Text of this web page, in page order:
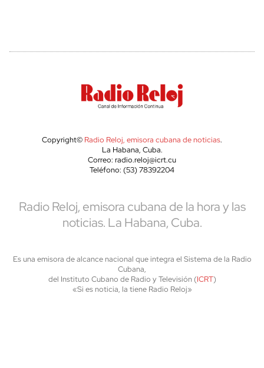
Copyright© Radio Reloj, emisora cubana de noticias.
La Habana, Cuba.
Correo: radio.reloj@icrt.cu
Teléfono: (53) 78392204
Radio Reloj, emisora cubana de la hora y las
noticias. La Habana, Cuba.
Es una emisora de alcance nacional que integra el Sistema de la Radio
Cubana,
del Instituto Cubano de Radio y Televisión (ICRT)
«Si es noticia, la tiene Radio Reloj»